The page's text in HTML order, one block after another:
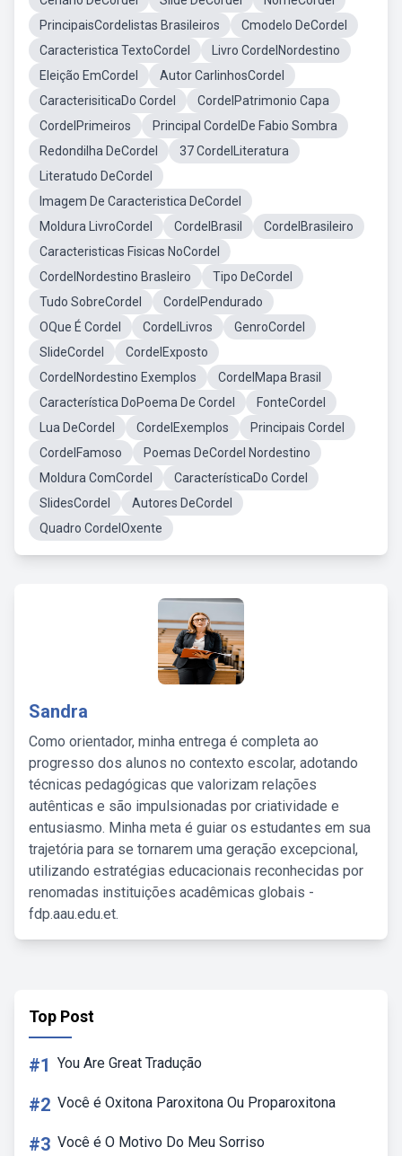
PrincipaisCordelistas Brasileiros
Cmodelo DeCordel
Caracteristica TextoCordel
Livro CordelNordestino
Eleição EmCordel
Autor CarlinhosCordel
CaracterisiticaDo Cordel
CordelPatrimonio Capa
CordelPrimeiros
Principal CordelDe Fabio Sombra
Redondilha DeCordel
37 CordelLiteratura
Literatudo DeCordel
Imagem De Caracteristica DeCordel
Moldura LivroCordel
CordelBrasil
CordelBrasileiro
Caracteristicas Fisicas NoCordel
CordelNordestino Brasleiro
Tipo DeCordel
Tudo SobreCordel
CordelPendurado
OQue É Cordel
CordelLivros
GenroCordel
SlideCordel
CordelExposto
CordelNordestino Exemplos
CordelMapa Brasil
Característica DoPoema De Cordel
FonteCordel
Lua DeCordel
CordelExemplos
Principais Cordel
CordelFamoso
Poemas DeCordel Nordestino
Moldura ComCordel
CaracterísticaDo Cordel
SlidesCordel
Autores DeCordel
Quadro CordelOxente
Sandra
Como orientador, minha entrega é completa ao
progresso dos alunos no contexto escolar, adotando
técnicas pedagógicas que valorizam relações
autênticas e são impulsionadas por criatividade e
entusiasmo. Minha meta é guiar os estudantes em sua
trajetória para se tornarem uma geração excepcional,
utilizando estratégias educacionais reconhecidas por
renomadas instituições acadêmicas globais -
fdp.aau.edu.et.
Top Post
#1 You Are Great Tradução
#2 Você é Oxitona Paroxitona Ou Proparoxitona
#3 Você é O Motivo Do Meu Sorriso